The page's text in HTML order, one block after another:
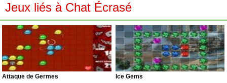
Jeux liés à Chat Écrasé
Attaque de Germes Ice Gems